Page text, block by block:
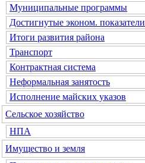
Муниципальные программы
Достигнутые эконом. показатели
Итоги развития района
Транспорт
Контрактная система
Неформальная занятость
Исполнение майских указов
Сельское хозяйство
НПА
Имущество и земля